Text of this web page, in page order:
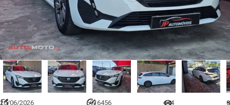
20/06/2026 6916456 444 0